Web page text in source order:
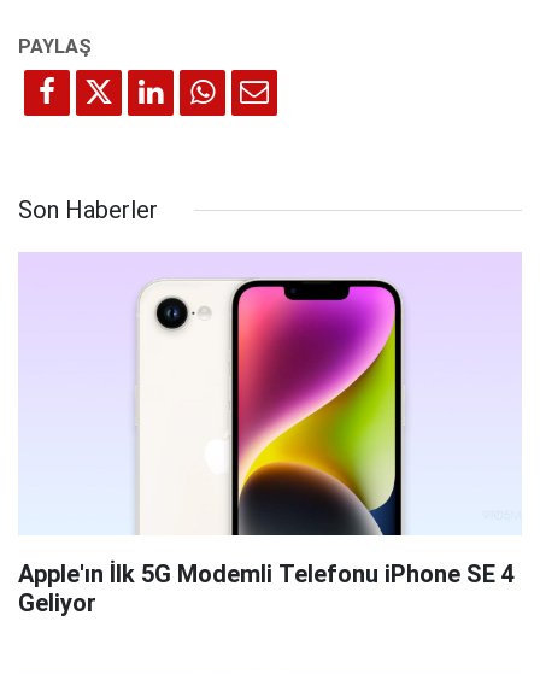
Son Haberler
Apple'ın İlk 5G Modemli Telefonu iPhone SE 4
Geliyor